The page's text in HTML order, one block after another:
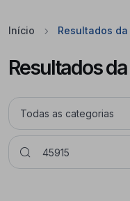
Início Resultados
Resultados